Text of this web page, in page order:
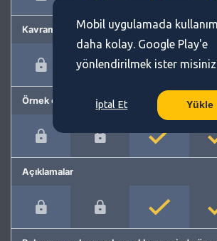
Kavram önerme
Örnek cümleler
Açıklamalar
Mobil uygulamada kullanım
daha kolay. Google Play'e
yönlendirilmek ister
İptal Et Yükle